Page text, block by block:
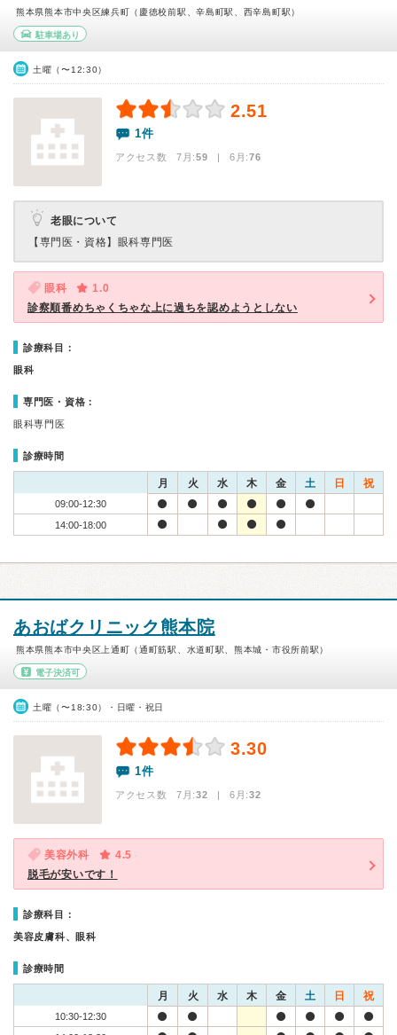
熊本県熊本市中央区練兵町（慶徳校前駅、辛島町駅、西辛島町駅）
駐車場あり
土曜（〜12:30）
2.51
1件
アクセス数 7月:59 | 6月:76
老眼について
【専門医・資格】 眼科専門医
眼科
1.0
診察順番めちゃくちゃな上に過ちを認めようとしない
診療科目：
眼科
専門医・資格：
眼科専門医
診療時間
月 火 水 木 金 土 日 祝
09:00-12:30
14:00-18:00
あおばクリニック熊本院
熊本県熊本市中央区上通町（通町筋駅、水道町駅、熊本城・市役所前駅）
電子決済可
土曜（〜18:30）・日曜・祝日
3.30
1件
アクセス数 7月:32 | 6月:32
美容外科
4.5
脱毛が安いです！
診療科目：
美容皮膚科、眼科
診療時間
月 火 水 木 金 土 日 祝
10:30-12:30